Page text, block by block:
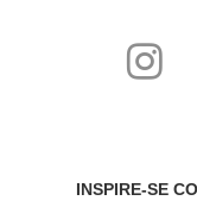
INSPIRE-SE